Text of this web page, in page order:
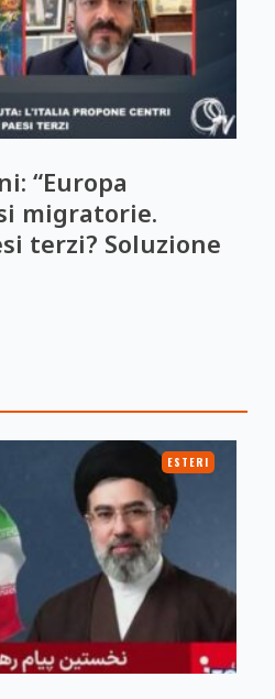
“Europa
migratorie.
terzi? Soluzione
ESTERI